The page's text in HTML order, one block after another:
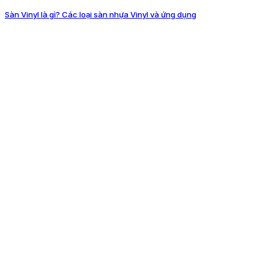
Sàn Vinyl là gì? Các loại sàn nhựa Vinyl và ứng dụng